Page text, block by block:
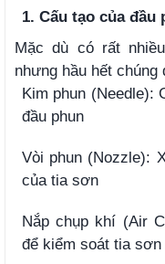
1. Cấu tạo của
Mặc dù có rất
nhưng hầu hết
Kim phun (Needle):
đầu phun
Vòi phun (Nozzle):
của tia sơn
Nắp chụp khí (Air
để kiểm soát tia